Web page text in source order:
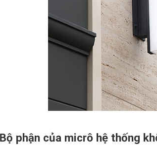
phận của micrô hệ thống